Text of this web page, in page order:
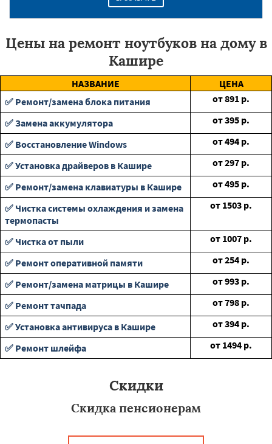
Цены на ремонт ноутбуков на дому в
Кашире
НАЗВАНИЕ
ЦЕНА
✅ Ремонт/замена блока питания
от891 р.
✅ Замена аккумулятора
от395 р.
✅ Восстановление Windows
от494 р.
✅ Установка драйверов в Кашире
от297 р.
✅ Ремонт/замена клавиатуры в Кашире
от495 р.
✅ Чистка системы охлаждения и замена
термопасты
от 1503 р.
✅ Чистка от пыли от 1007 р.
✅ Ремонт оперативной памяти
от254 р.
✅ Ремонт/замена матрицы в Кашире
от993 р.
✅ Ремонт тачпада
от798 р.
✅ Установка антивируса в Кашире
от394 р.
✅ Ремонт шлейфа
от 1494 р.
Скидки
Скидка пенсионерам